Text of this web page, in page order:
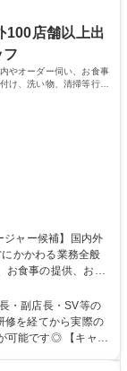
100店舗以上出
フ
やオーダー伺い、お食事
け、洗い物、清掃等行っ
お食事の提供、お会
洗い物、清掃等行
計 ■食材の発注、棚
現場に慣れていく
・副店長・SV等の
修を経てから実際の
す◎ 【キャリ